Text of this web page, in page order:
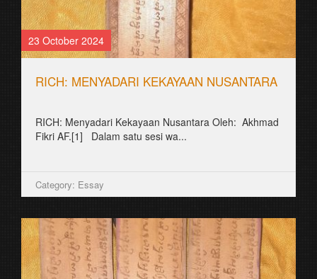
23 October 2024
RICH: MENYADARI KEKAYAAN NUSANTARA
RICH: Menyadari Kekayaan Nusantara Oleh: Akhmad
Fikri AF.[1] Dalam satu sesi wa...
Category: Essay